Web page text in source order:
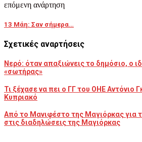
επόμενη ανάρτηση
13 Μάη: Σαν σήμερα…
Σχετικές αναρτήσεις
Νερό: όταν απαξιώνεις το δημόσιο, ο
«σωτήρας»
Τι ξέχασε να πει ο ΓΓ του ΟΗΕ Αντόνιο
Κυπριακό
Από το Μανιφέστο της Μαγιόρκας για
στις διαδηλώσεις της Μαγιόρκας